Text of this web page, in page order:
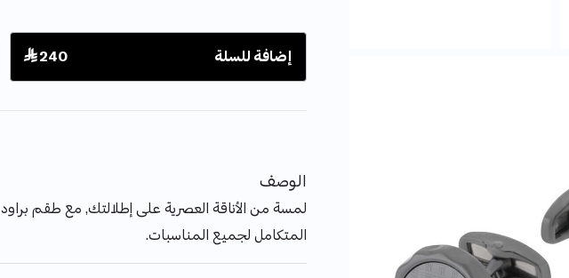
إضافة للسلة  240
الوصف
لمسة من الأناقة العصرية على إطلالتك, مع طقم براود
المتكامل لجميع المناسبات.